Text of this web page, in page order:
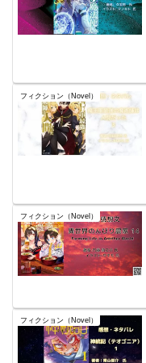
フィクション（Novel）
フィクション（Novel）
フィクション（Novel）